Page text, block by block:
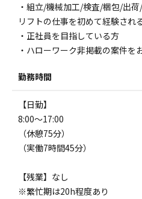
・組立/機械加工/検査/梱包/出
リフトの仕事を初めて経験され
・正社員を目指している方
・ハローワーク非掲載の案件を
勤務時間
【日勤】
8:00～17:00
（休憩75分）
（実働7時間45分）
【残業】なし
※繁忙期は20h程度あり